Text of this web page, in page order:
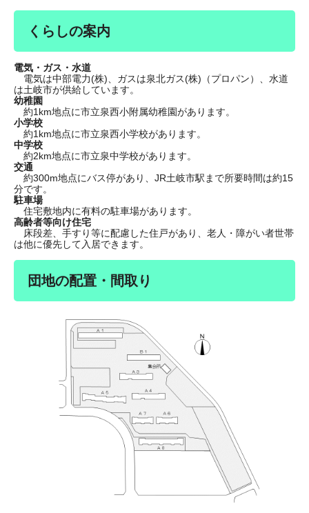
くらしの案内
電気・ガス・水道
電気は中部電力(株)、ガスは泉北ガス(株)（プロパン）、水道
は土岐市が供給しています。
幼稚園
約1km地点に市立泉西小附属幼稚園があります。
小学校
約1km地点に市立泉西小学校があります。
中学校
約2km地点に市立泉中学校があります。
交通
約300m地点にバス停があり、JR土岐市駅まで所要時間は約15
分です。
駐車場
住宅敷地内に有料の駐車場があります。
高齢者等向け住宅
床段差、手すり等に配慮した住戸があり、老人・障がい者世帯
は他に優先して入居できます。
団地の配置・間取り